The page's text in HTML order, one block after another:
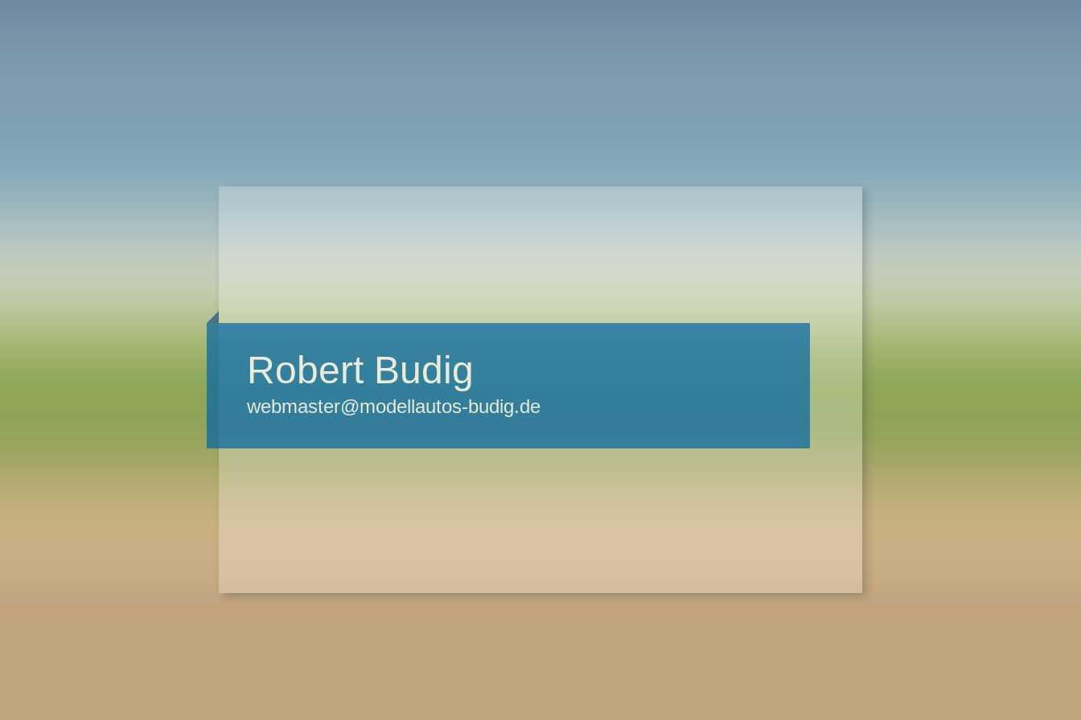
Robert Budig
webmaster@modellautos-budig.de